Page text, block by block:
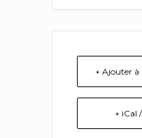
+ Ajouter à
+ iCal